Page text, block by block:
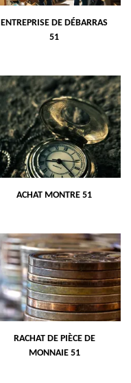
ENTREPRISE DE DÉBARRAS
51
ACHAT MONTRE 51
RACHAT DE PIÈCE DE
MONNAIE 51